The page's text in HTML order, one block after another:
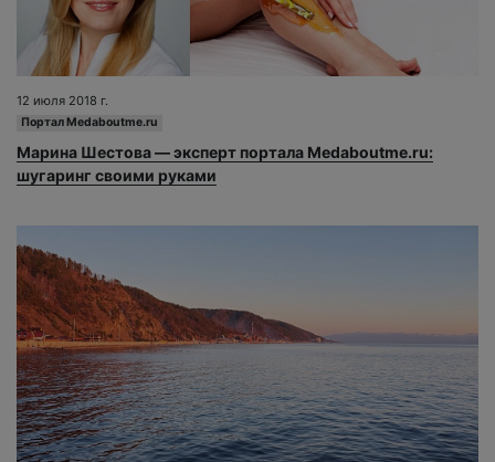
12 июля 2018 г.
Портал Medaboutme.ru
Марина Шестова — эксперт портала Medaboutme.ru:
шугаринг своими руками